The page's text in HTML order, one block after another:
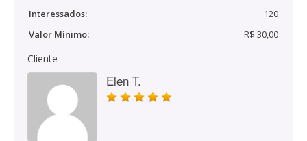
Interessados:
120
Valor Mínimo:
R$ 30,00
Cliente
Elen T.